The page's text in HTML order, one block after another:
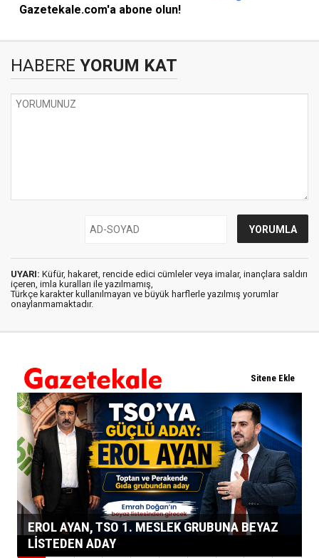
Gazetekale.com'a abone olun!
HABERE YORUM KAT
UYARI: Küfür, hakaret, rencide edici cümleler veya imalar, inançlara saldırı
içeren, imla kuralları ile yazılmamış,
Türkçe karakter kullanılmayan ve büyük harflerle yazılmış yorumlar
onaylanmamaktadır.